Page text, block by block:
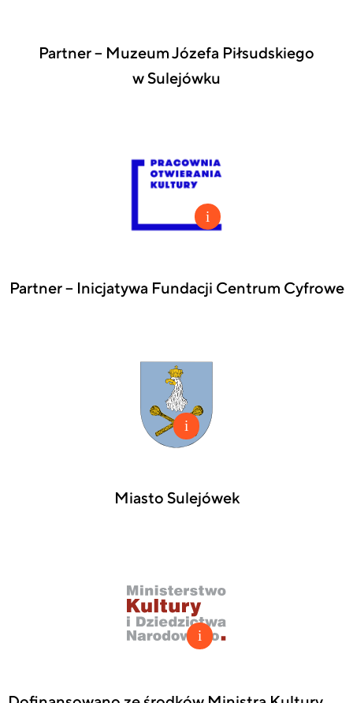
Partner – Muzeum Józefa Piłsudskiego
w Sulejówku
Partner – Inicjatywa Fundacji Centrum Cyfrowe
Miasto Sulejówek